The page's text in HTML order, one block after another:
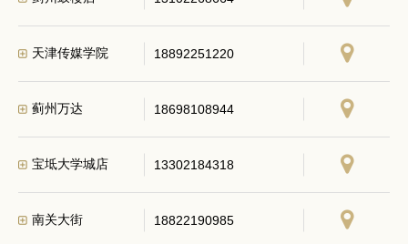
天津传媒学院 18892251220
蓟州万达 18698108944
宝坻大学城店 13302184318
南关大街 18822190985